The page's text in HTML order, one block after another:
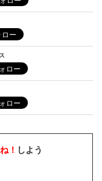
！ しよう